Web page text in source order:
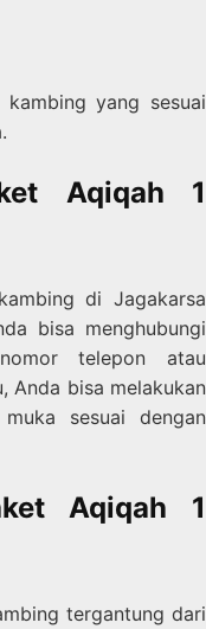
yang sesuai
Aqiqah 1
di Jagakarsa
bisa menghubungi
telepon atau
Anda bisa melakukan
sesuai dengan
Aqiqah 1
tergantung dari